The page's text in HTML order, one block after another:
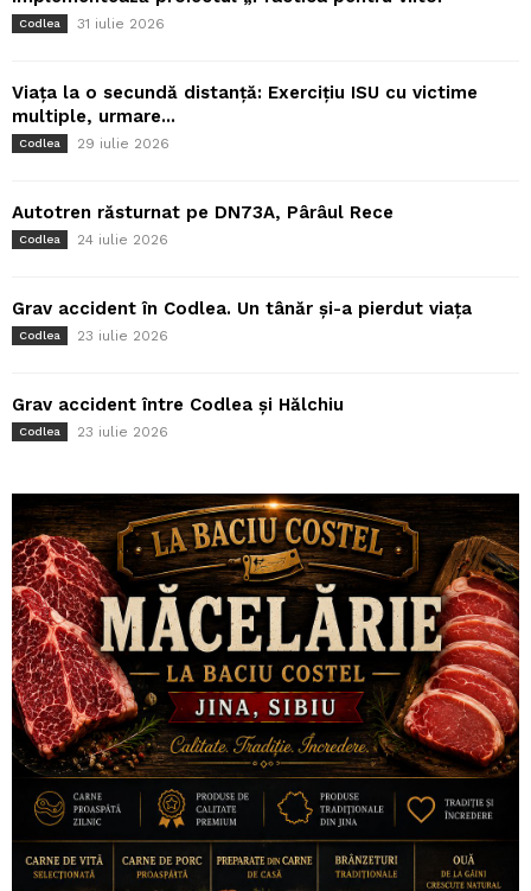
Codlea 31 iulie 2026
Viața la o secundă distanță: Exercițiu ISU cu victime
multiple, urmare...
Codlea 29 iulie 2026
Autotren răsturnat pe DN73A, Pârâul Rece
Codlea 24 iulie 2026
Grav accident în Codlea. Un tânăr și-a pierdut viața
Codlea 23 iulie 2026
Grav accident între Codlea și Hălchiu
Codlea 23 iulie 2026